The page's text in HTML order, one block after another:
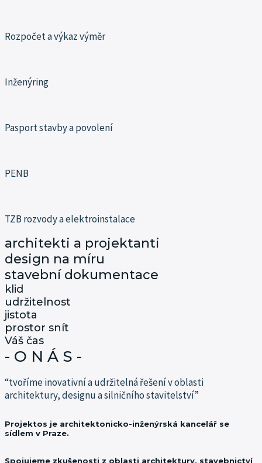
Rozpočet a výkaz výměr
Inženýring
Pasport stavby a povolení
PENB
TZB rozvody a elektroinstalace
architekti a projektanti
design na míru
stavební dokumentace
klid
udržitelnost
jistota
prostor snít
Váš čas
- O N Á S -
“tvoříme inovativní a udržitelná řešení v oblasti
architektury, designu a silničního stavitelství”
Projektos je architektonicko-inženýrská kancelář se
sídlem v Praze.
Spojujeme zkušenosti z oblasti architektury, stavebnictví